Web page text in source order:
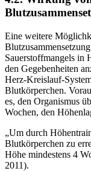
Eine weitere
Sauerstoffmangels in
den Gegebenheiten
Herz-Kreislauf-
Blutkörperchen.
es, den Organismus
Wochen, den
„Um durch
Blutkörperchen zu
Höhe mindestens 4
2011).